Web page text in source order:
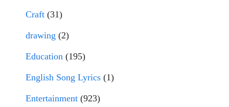
Craft (31)
drawing (2)
Education (195)
English Song Lyrics (1)
Entertainment (923)